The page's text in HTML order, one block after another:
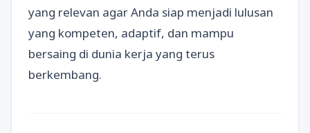
yang relevan agar Anda siap menjadi lulusan
yang kompeten, adaptif, dan mampu
bersaing di dunia kerja yang terus
berkembang.